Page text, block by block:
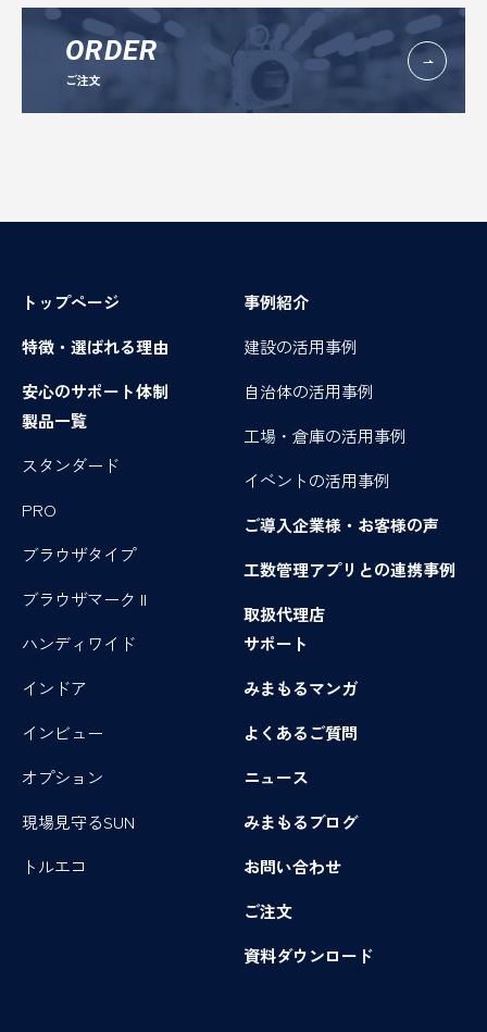
ORDER
ご注文
トップページ
特徴・選ばれる理由
安心のサポート体制
製品一覧
スタンダード
PRO
ブラウザタイプ
ブラウザマーク II
ハンディワイド
インドア
インビュー
オプション
現場見守るSUN
トルエコ
事例紹介
建設の活用事例
自治体の活用事例
工場・倉庫の活用事例
イベントの活用事例
ご導入企業様・お客様の声
工数管理アプリとの連携事例
取扱代理店
サポート
みまもるマンガ
よくあるご質問
ニュース
みまもるブログ
お問い合わせ
ご注文
資料ダウンロード